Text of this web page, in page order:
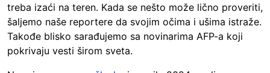
treba izaći na teren. Kada se nešto može lično proveriti,
šaljemo naše reportere da svojim očima i ušima istraže.
Takođe blisko sarađujemo sa novinarima AFP-a koji
pokrivaju vesti širom sveta.